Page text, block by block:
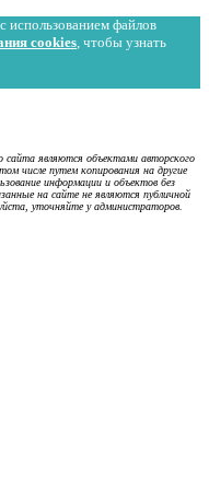
использованием файлов
cookies, чтобы узнать
являются объектами авторского
числе путем копирования на другие
информации и объектов без
на сайте не являются публичной
уточняйте у администраторов.